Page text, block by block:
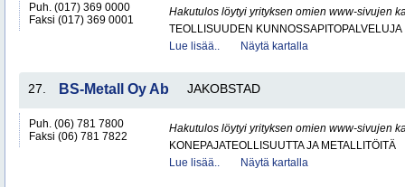
Puh. (017) 369 0000
Faksi (017) 369 0001
Hakutulos löytyi yrityksen omien www-sivujen
TEOLLISUUDEN KUNNOSSAPITOPALVELUJA
Lue lisää..
Näytä kartalla
27. BS-Metall Oy Ab JAKOBSTAD
Puh. (06) 781 7800
Faksi (06) 781 7822
Hakutulos löytyi yrityksen omien www-sivujen
KONEPAJATEOLLISUUTTA JA METALLITÖITÄ
Lue lisää..
Näytä kartalla